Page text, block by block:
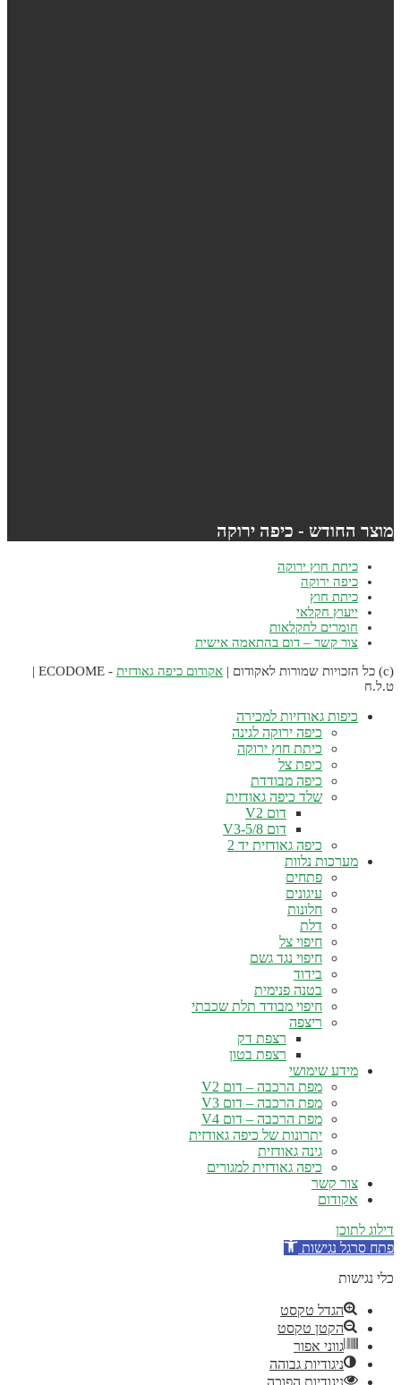
החודש - כיפה ירוקה
כיתת חוץ ירוקה
כיפה ירוקה
כיתת חוץ
ייעוץ חקלאי
חומרים לחקלאות
צור קשר – דום בהתאמה אישית
אקודום כיפה גאודזית
- ECODOME |
כיפות גאודזיות למכירה
כיפה ירוקה לגינה
כיתת חוץ ירוקה
כיפת צל
כיפה מבודדת
שלד כיפה גאודזית
דום V2
דום V3-5/8
כיפה גאודזית יד 2
מערכות נלוות
פתחים
עיגונים
חלונות
דלת
חיפוי צל
חיפוי נגד גשם
בידוד
בטנה פנימית
חיפוי מבודד תלת שכבתי
ריצפה
רצפת דק
רצפת בטון
מידע שימושי
מפת הרכבה – דום V2
מפת הרכבה – דום V3
מפת הרכבה – דום V4
יתרונות של כיפה גאודזית
גינה גאודזית
כיפה גאודזית למגורים
צור קשר
אקודום
לתוכן
סרגל נגישות
נגישות
הגדל טקסט
הקטן טקסט
גווני אפור
ניגודיות גבוהה
ניגודיות הפוכה